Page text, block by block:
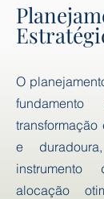
O
transformação
e
alocação